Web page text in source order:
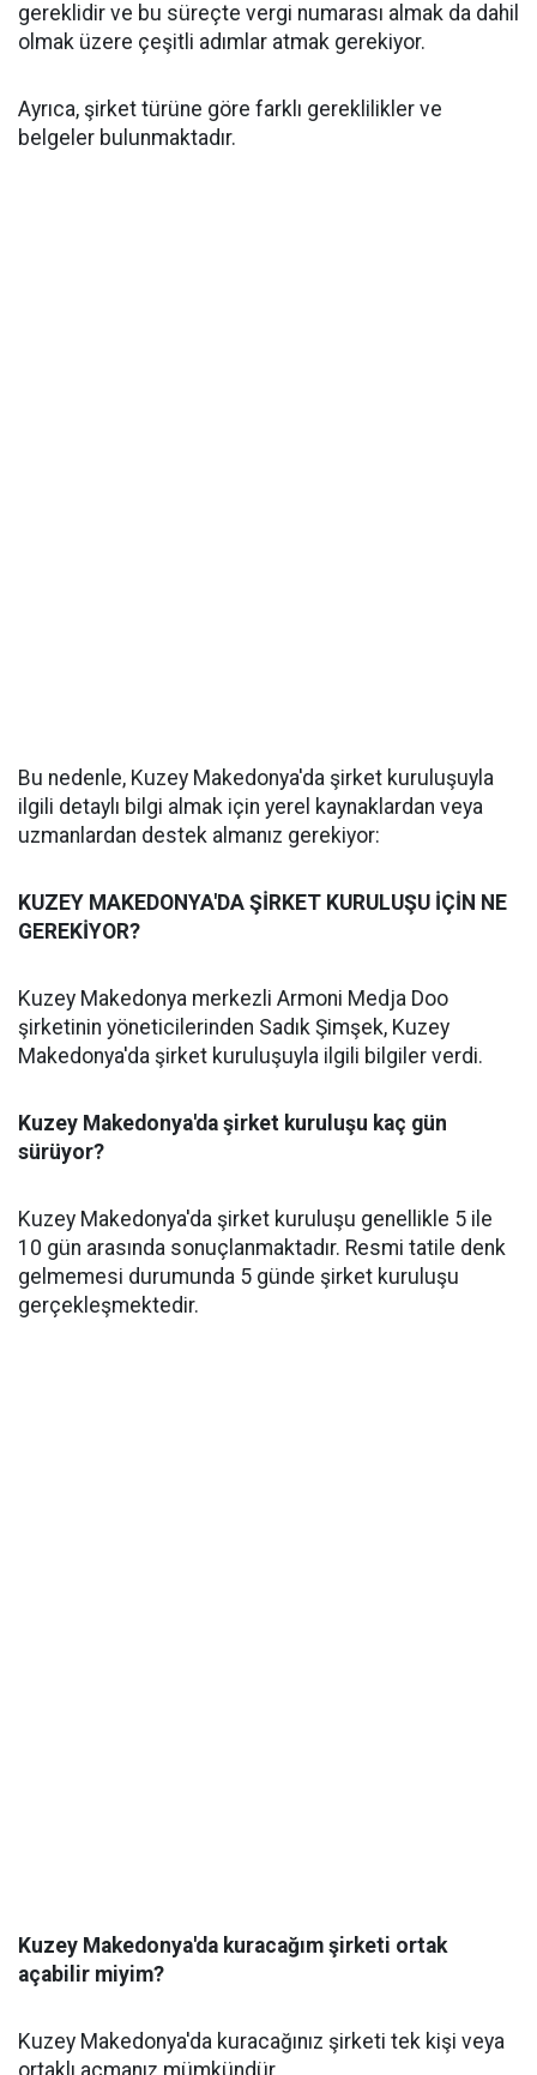
gereklidir ve bu süreçte vergi numarası almak da dahil
olmak üzere çeşitli adımlar atmak gerekiyor.
Ayrıca, şirket türüne göre farklı gereklilikler ve
belgeler bulunmaktadır.
Bu nedenle, Kuzey Makedonya'da şirket kuruluşuyla
ilgili detaylı bilgi almak için yerel kaynaklardan veya
uzmanlardan destek almanız gerekiyor:
KUZEY MAKEDONYA'DA ŞİRKET KURULUŞU İÇİN NE
GEREKİYOR?
Kuzey Makedonya merkezli Armoni Medja Doo
şirketinin yöneticilerinden Sadık Şimşek, Kuzey
Makedonya'da şirket kuruluşuyla ilgili bilgiler verdi.
Kuzey Makedonya'da şirket kuruluşu kaç gün
sürüyor?
Kuzey Makedonya'da şirket kuruluşu genellikle 5 ile
10 gün arasında sonuçlanmaktadır. Resmi tatile denk
gelmemesi durumunda 5 günde şirket kuruluşu
gerçekleşmektedir.
Kuzey Makedonya'da kuracağım şirketi ortak
açabilir miyim?
Kuzey Makedonya'da kuracağınız şirketi tek kişi veya
ortaklı açmanız mümkündür.